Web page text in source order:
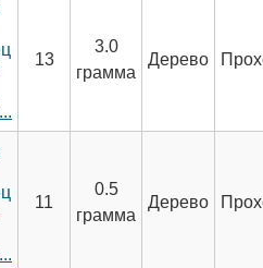
13
3.0
грамма
Дерево
11
0.5
грамма
Дерево